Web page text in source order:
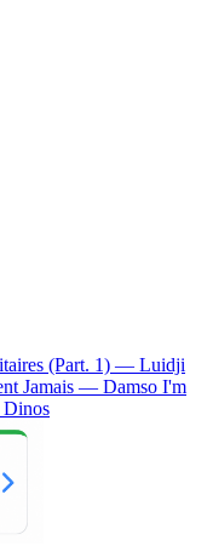
(Part. 1) — Luidji
Jamais — Damso I'm